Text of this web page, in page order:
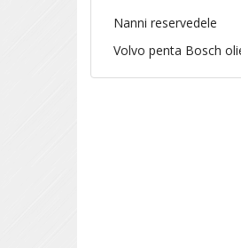
Nanni reservedele
Volvo penta Bosch